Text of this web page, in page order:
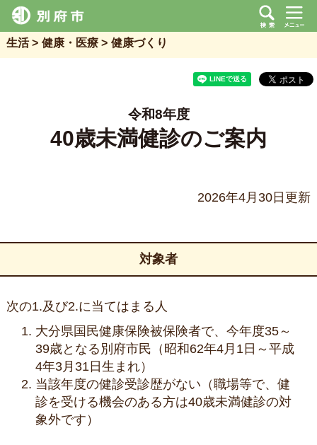
生活 健康・医療 健康づくり
令和8年度
40歳未満健診のご案内
2026年4月30日更新
対象者
次の1.及び2.に当てはまる人
大分県国民健康保険被保険者で、今年度35～
39歳となる別府市民（昭和62年4月1日～平成
4年3月31日生まれ）
当該年度の健診受診歴がない（職場等で、健
診を受ける機会のある方は40歳未満健診の対
象外です）